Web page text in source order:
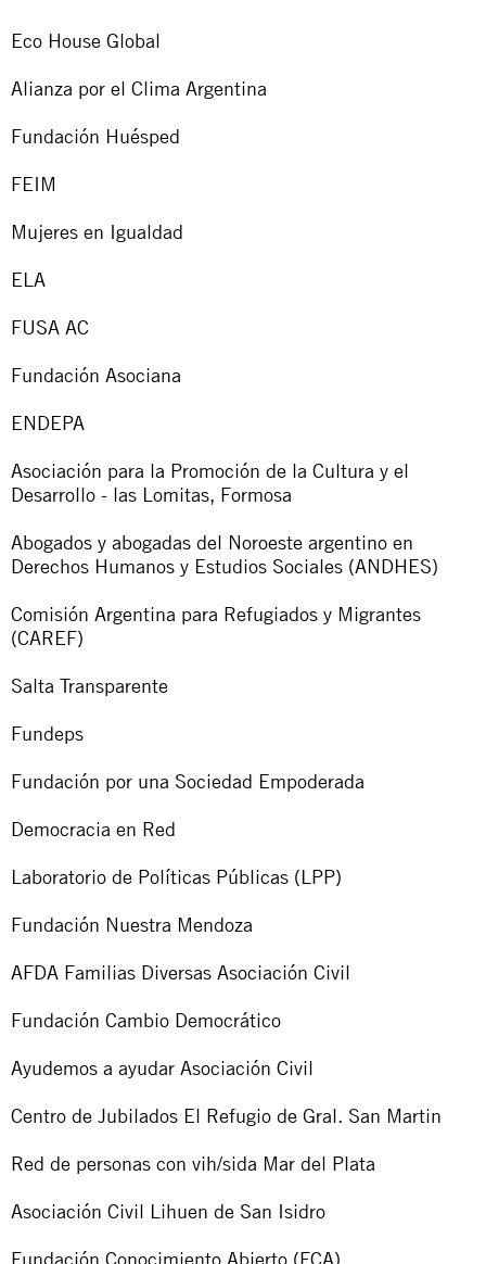
Eco House Global
Alianza por el Clima Argentina
Fundación Huésped
FEIM
Mujeres en Igualdad
ELA
FUSA AC
Fundación Asociana
ENDEPA
Asociación para la Promoción de la Cultura y el
Desarrollo - las Lomitas, Formosa
Abogados y abogadas del Noroeste argentino en
Derechos Humanos y Estudios Sociales (ANDHES)
Comisión Argentina para Refugiados y Migrantes
(CAREF)
Salta Transparente
Fundeps
Fundación por una Sociedad Empoderada
Democracia en Red
Laboratorio de Políticas Públicas (LPP)
Fundación Nuestra Mendoza
AFDA Familias Diversas Asociación Civil
Fundación Cambio Democrático
Ayudemos a ayudar Asociación Civil
Centro de Jubilados El Refugio de Gral. San Martin
Red de personas con vih/sida Mar del Plata
Asociación Civil Lihuen de San Isidro
Fundación Conocimiento Abierto (FCA)